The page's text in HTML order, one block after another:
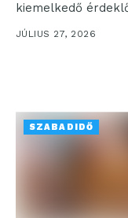
kiemelkedő
mellett zajlott a
JÚLIUS 27, 2026
SZABADIDŐ